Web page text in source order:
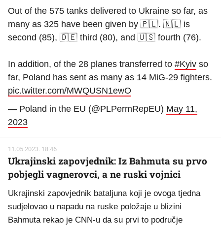
Out of the 575 tanks delivered to Ukraine so far, as
many as 325 have been given by 🇵🇱. 🇳🇱 is
second (85), 🇩🇪 third (80), and 🇺🇸 fourth (76).
In addition, of the 28 planes transferred to #Kyiv so
far, Poland has sent as many as 14 MiG-29 fighters.
pic.twitter.com/MWQUSN1ewO
— Poland in the EU (@PLPermRepEU) May 11,
2023
11.05.2023. 18:46
Ukrajinski zapovjednik: Iz Bahmuta su prvo
pobjegli vagnerovci, a ne ruski vojnici
Ukrajinski zapovjednik bataljuna koji je ovoga tjedna
sudjelovao u napadu na ruske položaje u blizini
Bahmuta rekao je CNN-u da su prvi to područje